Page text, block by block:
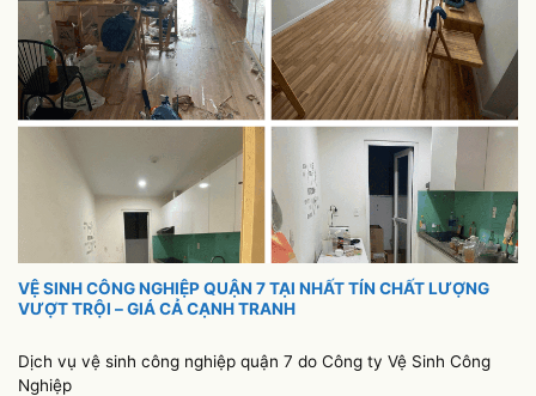
VỆ SINH CÔNG NGHIỆP QUẬN 7 TẠI NHẤT TÍN CHẤT LƯỢNG
VƯỢT TRỘI – GIÁ CẢ CẠNH TRANH
Dịch vụ vệ sinh công nghiệp quận 7 do Công ty Vệ Sinh Công
Nghiệp